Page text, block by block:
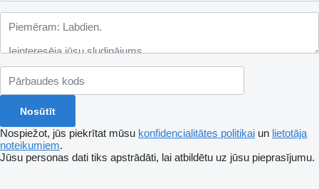
Nospiežot, jūs piekrītat mūsu konfidencialitātes politikai un lietotāja
noteikumiem.
Jūsu personas dati tiks apstrādāti, lai atbildētu uz jūsu pieprasījumu.